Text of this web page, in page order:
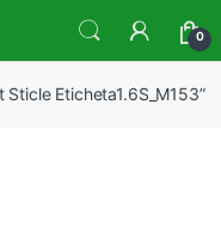
0
Eticheta1.6S_M153”